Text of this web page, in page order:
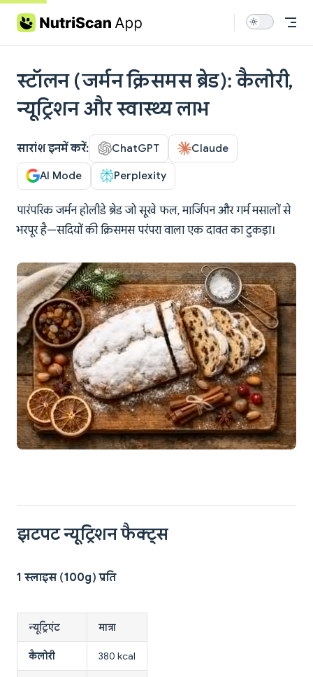
Skip to content
स्टॉलन (जर्मन क्रिसमस ब्रेड): कैलोरी,
न्यूट्रिशन और स्वास्थ्य लाभ
सारांश इनमें करें: ChatGPT Claude
AI Mode Perplexity
पारंपरिक जर्मन होलीडे ब्रेड जो सूखे फल, मार्जिपन और गर्म मसालों से
भरपूर है—सदियों की क्रिसमस परंपरा वाला एक दावत का टुकड़ा।
झटपट न्यूट्रिशन फैक्ट्स
1 स्लाइस (100g) प्रति
न्यूट्रिएंट मात्रा
कैलोरी 380 kcal